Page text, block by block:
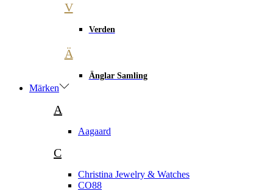
V
Verden
Ä
Änglar Samling
Märken
A
Aagaard
C
Christina Jewelry & Watches
CO88